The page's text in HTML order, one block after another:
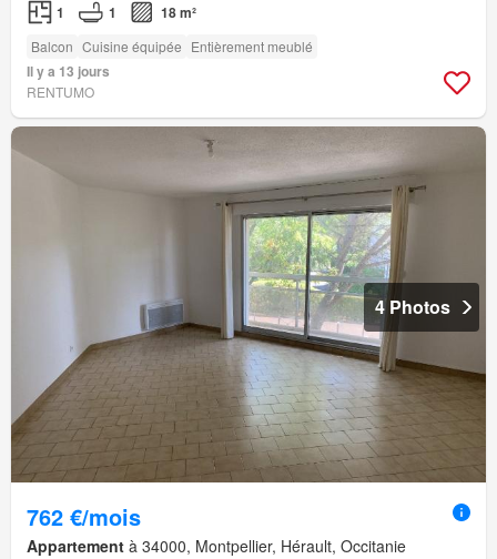
1 1 18 m²
Balcon Cuisine équipée Entièrement meublé
Il y a 13 jours
RENTUMO
4 Photos
762 €/mois
Appartement à 34000, Montpellier, Hérault, Occitanie